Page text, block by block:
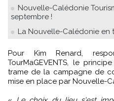
Nouvelle-Calédonie
septembre !
La Nouvelle-Calédonie en
Pour Kim Renard, responsable du projet chez
TourMaGEVENTS, le
trame de la campagne de
mise en place par Nouvelle-